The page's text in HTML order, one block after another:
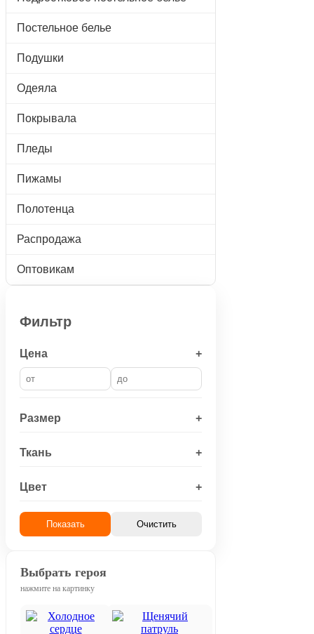
Постельное белье
Подушки
Одеяла
Покрывала
Пледы
Пижамы
Полотенца
Распродажа
Оптовикам
Фильтр
Цена +
Размер +
Ткань +
Цвет +
Показать Очистить
Выбрать героя
нажмите на картинку